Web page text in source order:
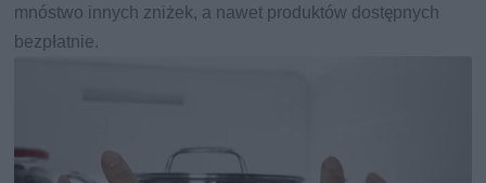
mnóstwo innych zniżek, a nawet produktów dostępnych
bezpłatnie.